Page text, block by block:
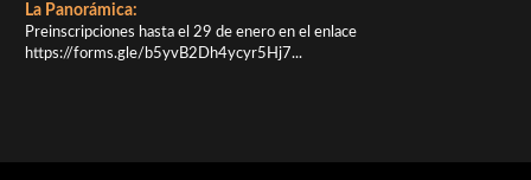
La Panorámica:
Preinscripciones hasta el 29 de enero en el enlace
https://forms.gle/b5yvB2Dh4ycyr5Hj7...